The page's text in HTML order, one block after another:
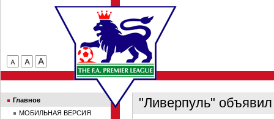
"Ливерпуль"
Главное
МОБИЛЬНАЯ ВЕРСИЯ